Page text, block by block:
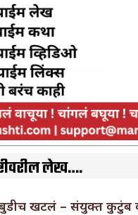
लेख….
खटलं – संयुक्त कुटुंब